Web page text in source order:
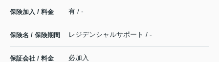
保険加入 / 料金 有 / -
保険名 / 保険期間 レジデンシャルサポート / -
保証会社 / 料金
必加入